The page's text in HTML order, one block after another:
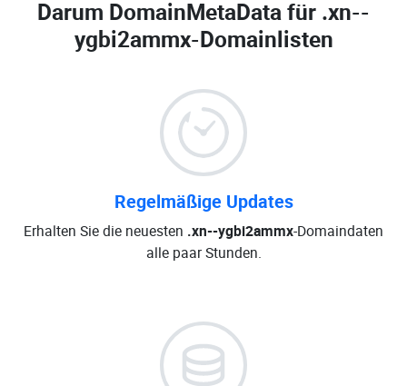
Darum DomainMetaData für .xn--
ygbi2ammx-Domainlisten
Regelmäßige Updates
Erhalten Sie die neuesten .xn--ygbi2ammx-Domaindaten
alle paar Stunden.